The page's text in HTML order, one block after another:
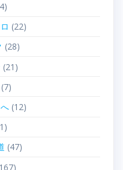
(22)
(28)
(21)
(12)
(47)